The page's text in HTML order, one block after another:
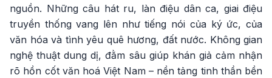
nguồn. Những câu hát ru, làn điệu dân ca, giai điệu
truyền thống vang lên như tiếng nói của ký ức, của
văn hóa và tình yêu quê hương, đất nước. Không gian
nghệ thuật dung dị, đằm sâu giúp khán giả cảm nhận
rõ hồn cốt văn hoá Việt Nam – nền tảng tinh thần bền